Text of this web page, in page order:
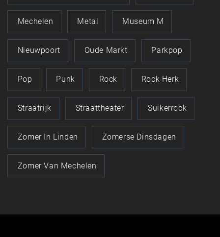
Mechelen Metal Museum M
Nieuwpoort Oude Markt Parkpop
Pop Punk Rock Rock Herk
Straatrijk Straattheater Suikerrock
Zomer In Linden Zomerse Dinsdagen
Zomer Van Mechelen